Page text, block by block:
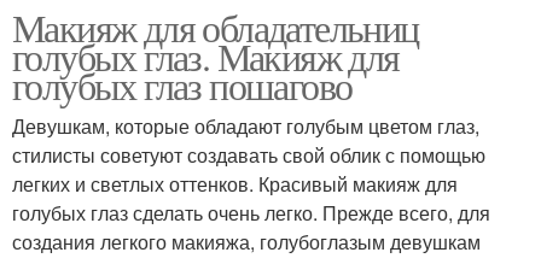
Макияж для обладательниц
голубых глаз. Макияж для
голубых глаз пошагово
Девушкам, которые обладают голубым цветом глаз,
стилисты советуют создавать свой облик с помощью
легких и светлых оттенков. Красивый макияж для
голубых глаз сделать очень легко. Прежде всего, для
создания легкого макияжа, голубоглазым девушкам